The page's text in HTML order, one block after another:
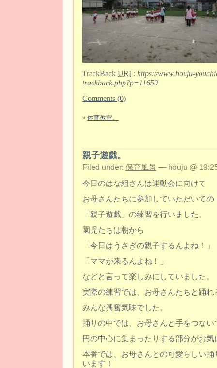
TrackBack URI : https://www.houju-
trackback.php?p=11650
Comments (0)
« 体育教室。
親子遊戯。
Filed under: 保育風景 — houju @
今日のはな組さんは運動会に向けて
お母さんたちに参加していただいての
「親子遊戯」の練習を行いました。
園児たちは朝から
「今日はうさぎの親子するんよね！」
「ママが来るんよね！」
などと言って楽しみにしていました。
実際の練習では、お母さんたちと踊れ
みんな興奮気味でした。
踊りの中では、お母さんと手をつない
円の中心に集まったりする部分がお
本番では、お母さんとの可愛らしい
います！